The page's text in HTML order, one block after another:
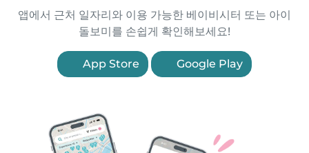
앱에서 근처 일자리와 이용 가능한 베이비시터 또는 아이
돌보미를 손쉽게 확인해보세요!
App Store Google Play